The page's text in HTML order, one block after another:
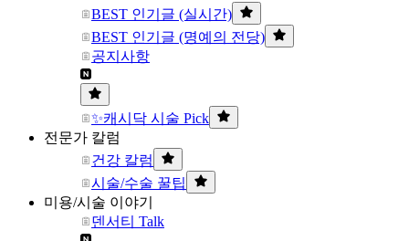
BEST 인기글 (실시간)
BEST 인기글 (명예의 전당)
공지사항
✨캐시닥 시술 Pick
전문가 칼럼
건강 칼럼
시술/수술 꿀팁
미용/시술 이야기
덴서티 Talk